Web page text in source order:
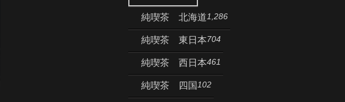
純喫茶 北海道1,286
純喫茶 東日本704
純喫茶 西日本461
純喫茶 四国 102